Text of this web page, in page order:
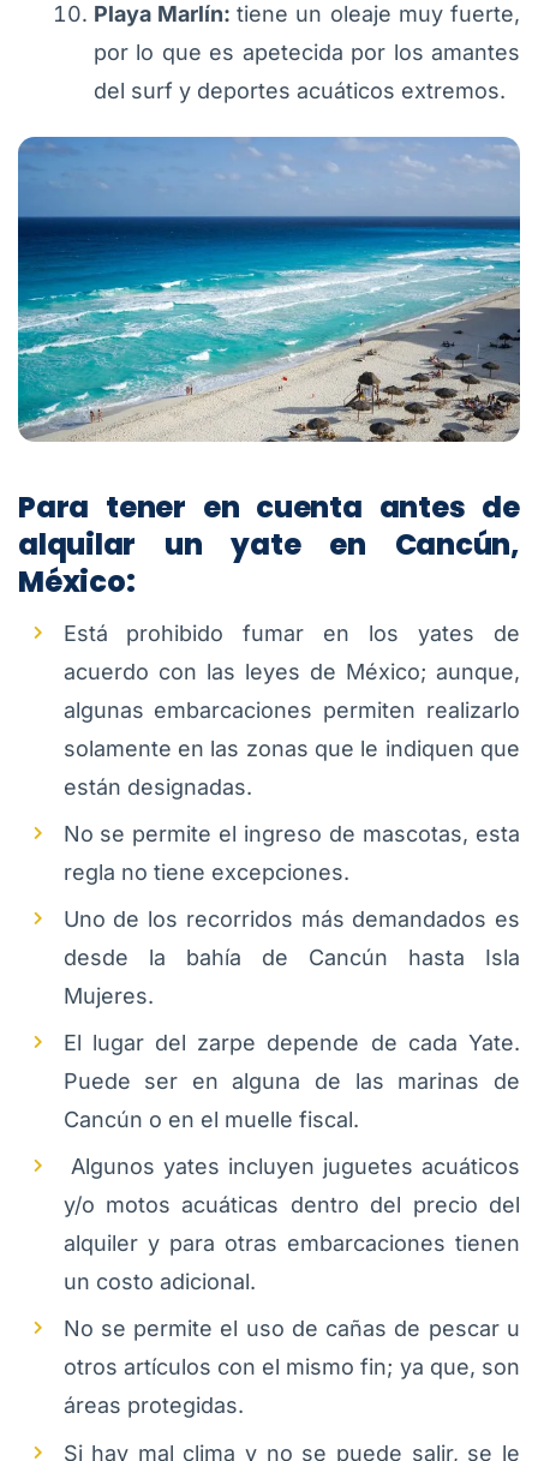
Playa Marlín: tiene un oleaje muy fuerte,
por lo que es apetecida por los amantes
del surf y deportes acuáticos extremos.
Para tener en cuenta antes de
alquilar un yate en Cancún,
México:
Está prohibido fumar en los yates de
acuerdo con las leyes de México; aunque,
algunas embarcaciones permiten realizarlo
solamente en las zonas que le indiquen que
están designadas.
No se permite el ingreso de mascotas, esta
regla no tiene excepciones.
Uno de los recorridos más demandados es
desde la bahía de Cancún hasta Isla
Mujeres.
El lugar del zarpe depende de cada Yate.
Puede ser en alguna de las marinas de
Cancún o en el muelle fiscal.
Algunos yates incluyen juguetes acuáticos
y/o motos acuáticas dentro del precio del
alquiler y para otras embarcaciones tienen
un costo adicional.
No se permite el uso de cañas de pescar u
otros artículos con el mismo fin; ya que, son
áreas protegidas.
Si hay mal clima y no se puede salir, se le